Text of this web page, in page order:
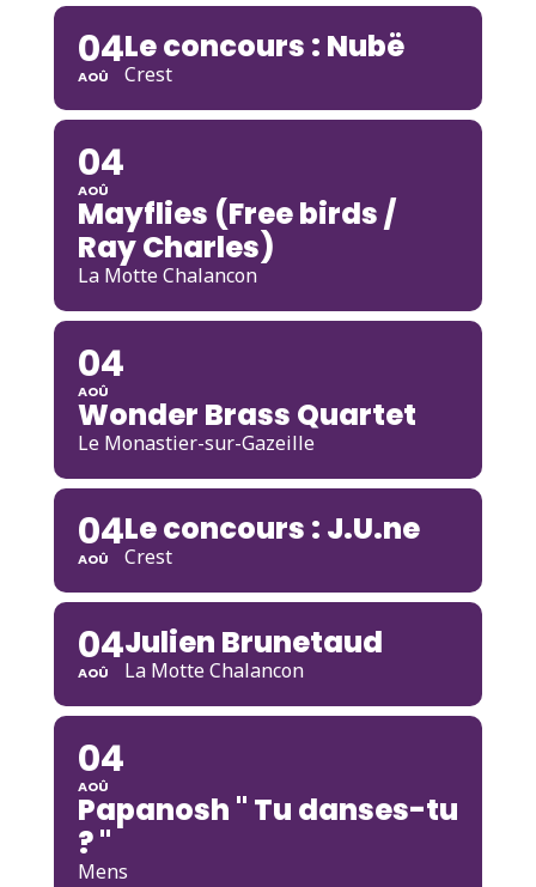
04
AOÛ
Le concours : Nubë
Crest
04
AOÛ
Mayflies (Free birds /
Ray Charles)
La Motte Chalancon
04
AOÛ
Wonder Brass Quartet
Le Monastier-sur-Gazeille
04
AOÛ
Le concours : J.U.ne
Crest
04
AOÛ
Julien Brunetaud
La Motte Chalancon
04
AOÛ
Papanosh " Tu danses-tu
? "
Mens